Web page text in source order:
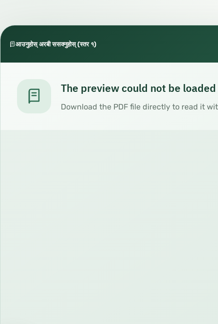
आउनुहोस् अरबी ससक्नुहोस् (स्तर १)
The preview could not be loaded
Download the PDF file directly to read it